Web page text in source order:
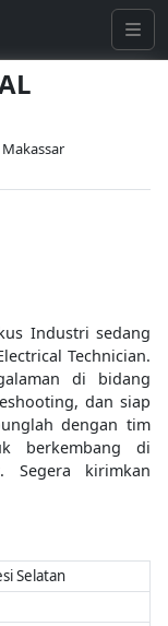
Industri sedang
Technician.
di bidang
dan siap
dengan tim
berkembang di
Segera kirimkan
Selatan